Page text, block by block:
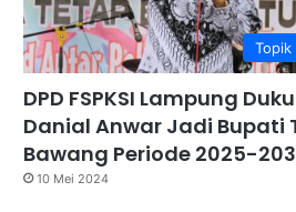
Topik
DPD FSPKSI Lampung
Danial Anwar Jadi Bupati
Bawang Periode 2025-
10 Mei 2024